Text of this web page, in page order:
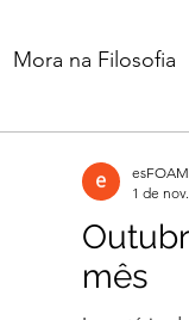
Mora na Filosofia
Março 2026
mês
1 de